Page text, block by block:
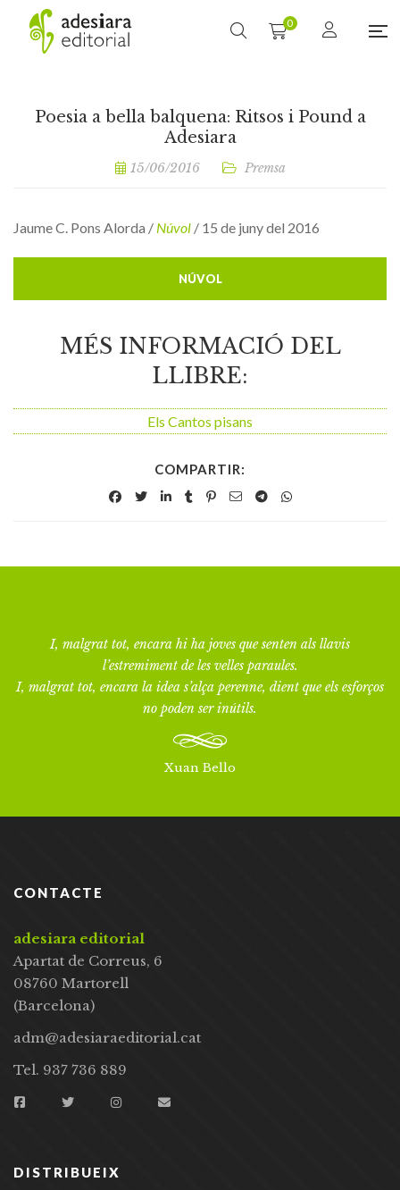
0
Poesia a bella balquena: Ritsos i Pound a
Adesiara
15/06/2016 Premsa
Jaume C. Pons Alorda / Núvol / 15 de juny del 2016
NÚVOL
MÉS INFORMACIÓ DEL
LLIBRE:
Els Cantos pisans
COMPARTIR:
I, malgrat tot, encara hi ha joves que senten als llavis
l’estremiment de les velles paraules.
I, malgrat tot, encara la idea s’alça perenne, dient que els esforços
no poden ser inútils.
Xuan Bello
CONTACTE
adesiara editorial
Apartat de Correus, 6
08760 Martorell
(Barcelona)
adm@adesiaraeditorial.cat
Tel. 937 736 889
DISTRIBUEIX